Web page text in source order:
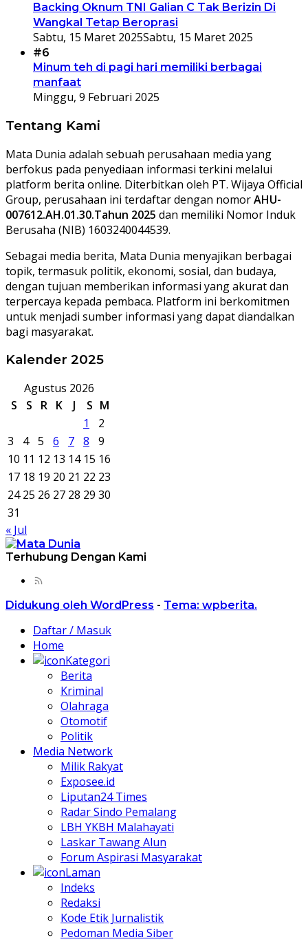
Backing Oknum TNI Galian C Tak Berizin Di
Wangkal Tetap Beroprasi
Sabtu, 15 Maret 2025Sabtu, 15 Maret 2025
#6
Minum teh di pagi hari memiliki berbagai
manfaat
Minggu, 9 Februari 2025
Tentang Kami
Mata Dunia adalah sebuah perusahaan media yang
berfokus pada penyediaan informasi terkini melalui
platform berita online. Diterbitkan oleh PT. Wijaya Official
Group, perusahaan ini terdaftar dengan nomorAHU-
007612.AH.01.30.Tahun 2025 dan memiliki Nomor Induk
Berusaha (NIB) 1603240044539.
Sebagai media berita, Mata Dunia menyajikan berbagai
topik, termasuk politik, ekonomi, sosial, dan budaya,
dengan tujuan memberikan informasi yang akurat dan
terpercaya kepada pembaca. Platform ini berkomitmen
untuk menjadi sumber informasi yang dapat diandalkan
bagi masyarakat.
Kalender 2025
Agustus 2026
S
S R K J S M
1
2
3
4 5 6 7 8
9
10 11 12 13 14 15 16
17 18 19 20 21 22 23
24 25 26 27 28 29 30
31
« Jul
Terhubung Dengan Kami
Didukung oleh WordPress - Tema: wpberita.
Daftar / Masuk
Home
Kategori
Berita
Kriminal
Olahraga
Otomotif
Politik
Media Network
Milik Rakyat
Exposee.id
Liputan24 Times
Radar Sindo Pemalang
LBH YKBH Malahayati
Laskar Tawang Alun
Forum Aspirasi Masyarakat
Laman
Indeks
Redaksi
Kode Etik Jurnalistik
Pedoman Media Siber